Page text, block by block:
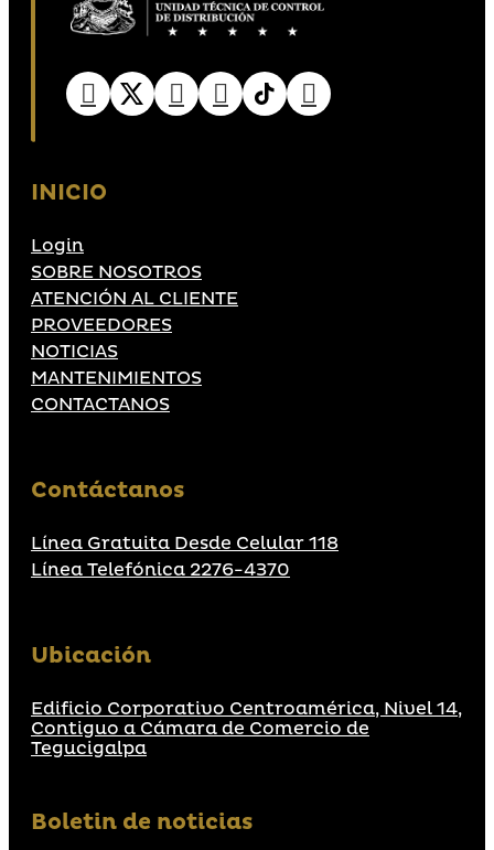
INICIO
Login
SOBRE NOSOTROS
ATENCIÓN AL CLIENTE
PROVEEDORES
NOTICIAS
MANTENIMIENTOS
CONTACTANOS
Contáctanos
Línea Gratuita Desde Celular 118
Línea Telefónica 2276-4370
Ubicación
Edificio Corporativo Centroamérica, Nivel 14,
Contiguo a Cámara de Comercio de
Tegucigalpa
Boletin de noticias